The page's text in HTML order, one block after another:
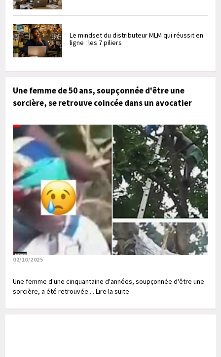
Le mindset du distributeur MLM qui réussit en
ligne : les 7 piliers
Une femme de 50 ans, soupçonnée d'être une
sorcière, se retrouve coincée dans un avocatier
02/10/2025
Une femme d'une cinquantaine d'années, soupçonnée d'être une
sorcière, a été retrouvée.... Lire la suite